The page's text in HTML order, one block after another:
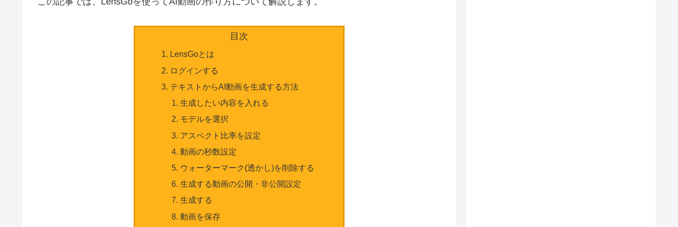
目次
LensGoとは
ログインする
テキストからAI動画を生成する方法
生成したい内容を入れる
モデルを選択
アスペクト比率を設定
動画の秒数設定
ウォーターマーク(透かし)を削除する
生成する動画の公開・非公開設定
生成する
動画を保存